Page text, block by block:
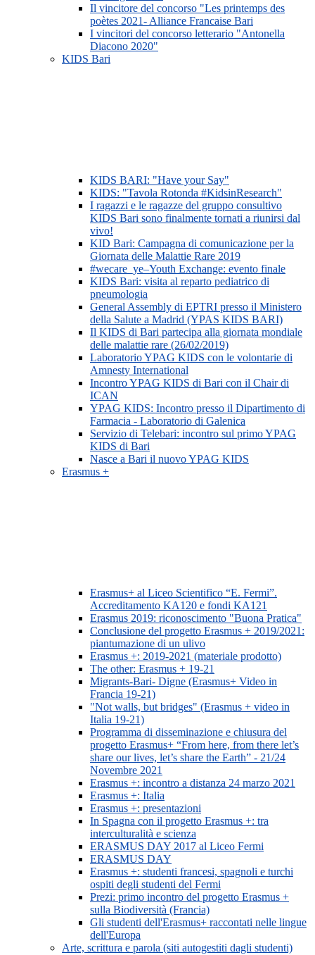
Il vincitore del concorso "Les printemps des
poètes 2021- Alliance Francaise Bari
I vincitori del concorso letterario "Antonella
Diacono 2020"
KIDS Bari
KIDS BARI: "Have your Say"
KIDS: "Tavola Rotonda #KidsinResearch"
I ragazzi e le ragazze del gruppo consultivo
KIDS Bari sono finalmente tornati a riunirsi dal
vivo!
KID Bari: Campagna di comunicazione per la
Giornata delle Malattie Rare 2019
#wecare_ye–Youth Exchange: evento finale
KIDS Bari: visita al reparto pediatrico di
pneumologia
General Assembly di EPTRI presso il Ministero
della Salute a Madrid (YPAS KIDS BARI)
Il KIDS di Bari partecipa alla giornata mondiale
delle malattie rare (26/02/2019)
Laboratorio YPAG KIDS con le volontarie di
Amnesty International
Incontro YPAG KIDS di Bari con il Chair di
ICAN
YPAG KIDS: Incontro presso il Dipartimento di
Farmacia - Laboratorio di Galenica
Servizio di Telebari: incontro sul primo YPAG
KIDS di Bari
Nasce a Bari il nuovo YPAG KIDS
Erasmus +
Erasmus+ al Liceo Scientifico “E. Fermi”.
Accreditamento KA120 e fondi KA121
Erasmus 2019: riconoscimento "Buona Pratica"
Conclusione del progetto Erasmus + 2019/2021:
piantumazione di un ulivo
Erasmus +: 2019-2021 (materiale prodotto)
The other: Erasmus + 19-21
Migrants-Bari- Digne (Erasmus+ Video in
Francia 19-21)
"Not walls, but bridges" (Erasmus + video in
Italia 19-21)
Programma di disseminazione e chiusura del
progetto Erasmus+ “From here, from there let’s
share our lives, let’s share the Earth” - 21/24
Novembre 2021
Erasmus +: incontro a distanza 24 marzo 2021
Erasmus +: Italia
Erasmus +: presentazioni
In Spagna con il progetto Erasmus +: tra
interculturalità e scienza
ERASMUS DAY 2017 al Liceo Fermi
ERASMUS DAY
Erasmus +: studenti francesi, spagnoli e turchi
ospiti degli studenti del Fermi
Prezi: primo incontro del progetto Erasmus +
sulla Biodiversità (Francia)
Gli studenti dell'Erasmus+ raccontati nelle lingue
dell'Europa
Arte, scrittura e parola (siti autogestiti dagli studenti)